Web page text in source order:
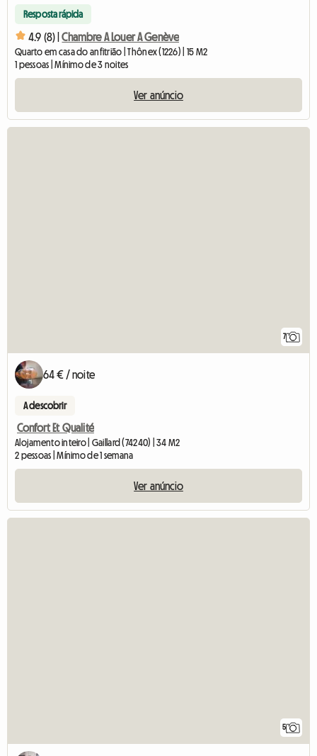
Resposta rápida
4.9 (8) | Chambre A Louer A Genève
Quarto em casa do anfitrião | Thônex (1226) | 15 M2
1 pessoas | Mínimo de 3 noites
Ver anúncio
7
64 € / noite
A descobrir
Confort Et Qualité
Alojamento inteiro | Gaillard (74240) | 34 M2
2 pessoas | Mínimo de 1 semana
Ver anúncio
5